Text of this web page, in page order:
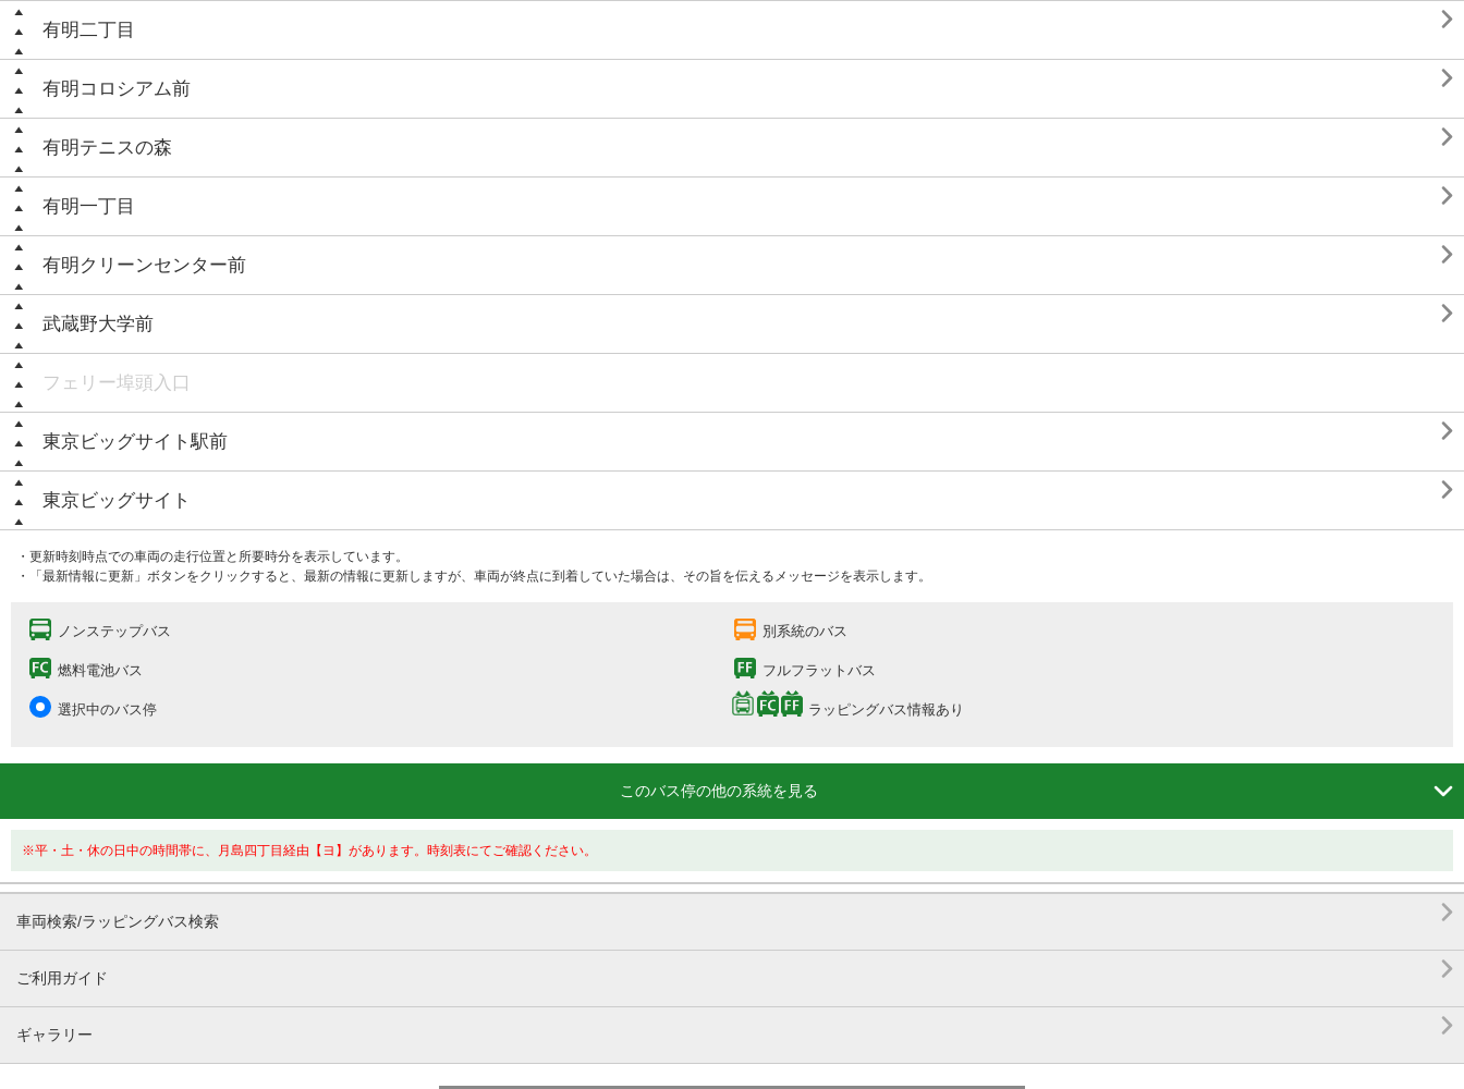
有明二丁目 
有明コロシアム前 
有明テニスの森 
有明一丁目 
有明クリーンセンター前 
武蔵野大学前 
フェリー埠頭入口
東京ビッグサイト駅前 
東京ビッグサイト 
・更新時刻時点での車両の走行位置と所要時分を表示しています。
・「最新情報に更新」ボタンをクリックすると、最新の情報に更新しますが、車両が終点に到着していた場合は、その旨を伝えるメッセージを表示します。
ノンステップバス 別系統のバス
燃料電池バス フルフラットバス
選択中のバス停 ラッピングバス情報あり
このバス停の他の系統を見る 
※平・土・休の日中の時間帯に、月島四丁目経由【ヨ】があります。時刻表にてご確認ください。
車両検索/ラッピングバス検索 
ご利用ガイド 
ギャラリー 